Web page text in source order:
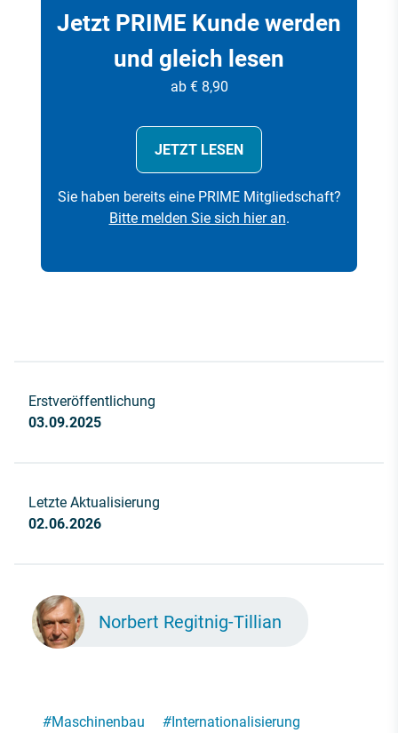
Jetzt PRIME Kunde werden
und gleich lesen
ab € 8,90
JETZT LESEN
Sie haben bereits eine PRIME Mitgliedschaft?
Bitte melden Sie sich hier an.
Erstveröffentlichung
03.09.2025
Letzte Aktualisierung
02.06.2026
Norbert Regitnig-Tillian
#Maschinenbau #Internationalisierung